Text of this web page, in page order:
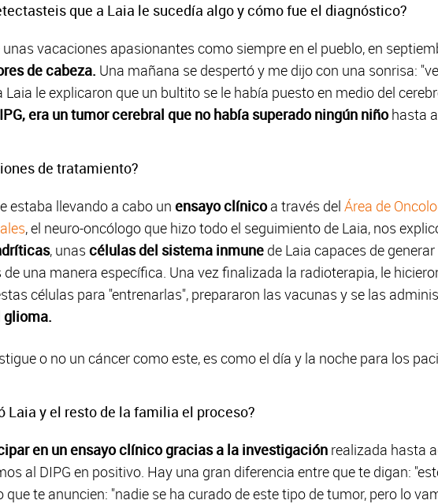
que a Laia le sucedía algo y cómo fue el diagnóstico?
unas vacaciones apasionantes como siempre en el pueblo, en
de cabeza. Una mañana se despertó y me dijo con una sonrisa:
Laia le explicaron que un bultito se le había puesto en medio del
era un tumor cerebral que no había superado ningún niñohasta
de tratamiento?
estaba llevando a cabo un ensayo clínicoa través del Área de
, el neuro-oncólogo que hizo todo el seguimiento de Laia, nos
, unas células del sistema inmune de Laia capaces de
una manera específica. Una vez finalizada la radioterapia, le
células para "entrenarlas", prepararon las vacunas y se las
o no un cáncer como este, es como el día y la noche para los
Laia y el resto de la familia el proceso?
en un ensayo clínico gracias a la investigación realizada hasta
al DIPG en positivo. Hay una gran diferencia entre que te digan:
que te anuncien: "nadie se ha curado de este tipo de tumor, pero lo